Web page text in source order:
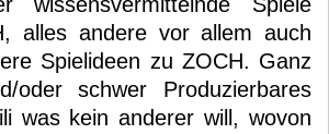
alles andere vor allem auch
Spielideen zu ZOCH. Ganz
oder schwer Produzierbares
was kein anderer will, wovon